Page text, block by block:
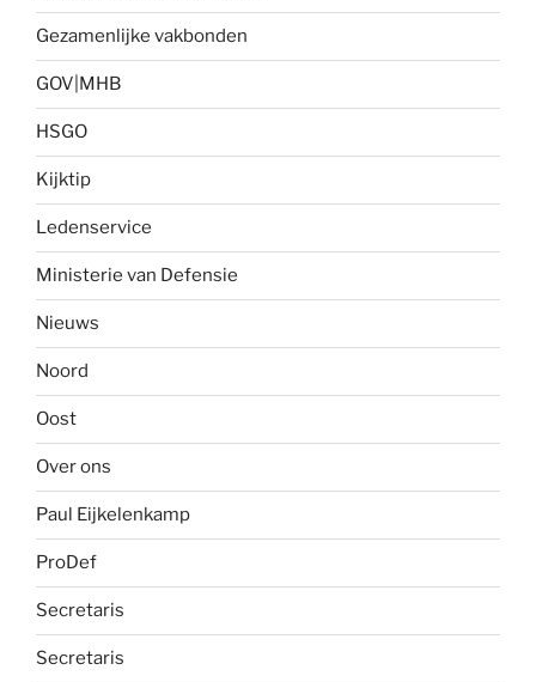
Gezamenlijke vakbonden
GOV|MHB
HSGO
Kijktip
Ledenservice
Ministerie van Defensie
Nieuws
Noord
Oost
Over ons
Paul Eijkelenkamp
ProDef
Secretaris
Secretaris